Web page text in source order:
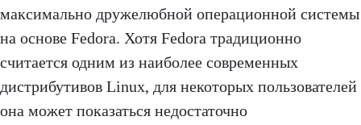
максимально дружелюбной операционной системы
на основе Fedora. Хотя Fedora традиционно
считается одним из наиболее современных
дистрибутивов Linux, для некоторых пользователей
она может показаться недостаточно